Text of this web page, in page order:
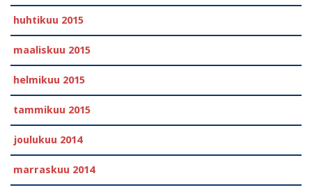
huhtikuu 2015
maaliskuu 2015
helmikuu 2015
tammikuu 2015
joulukuu 2014
marraskuu 2014